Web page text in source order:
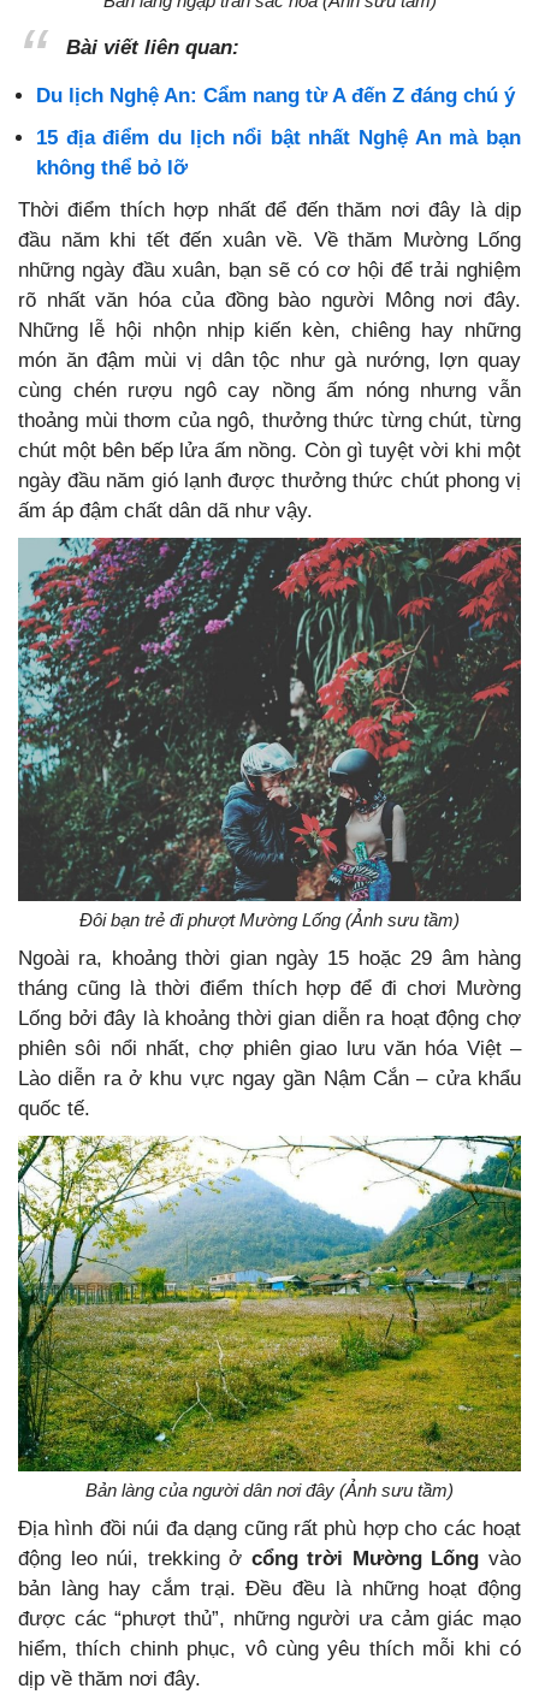
Bài viết liên quan:
Du lịch Nghệ An: Cẩm nang từ A đến Z đáng chú ý
15 địa điểm du lịch nổi bật nhất Nghệ An mà bạn
không thể bỏ lỡ
Thời điểm thích hợp nhất để đến thăm nơi đây là dịp
đầu năm khi tết đến xuân về. Về thăm Mường Lống
những ngày đầu xuân, bạn sẽ có cơ hội để trải nghiệm
rõ nhất văn hóa của đồng bào người Mông nơi đây.
Những lễ hội nhộn nhịp kiến kèn, chiêng hay những
món ăn đậm mùi vị dân tộc như gà nướng, lợn quay
cùng chén rượu ngô cay nồng ấm nóng nhưng vẫn
thoảng mùi thơm của ngô, thưởng thức từng chút, từng
chút một bên bếp lửa ấm nồng. Còn gì tuyệt vời khi một
ngày đầu năm gió lạnh được thưởng thức chút phong vị
ấm áp đậm chất dân dã như vậy.
Đôi bạn trẻ đi phượt Mường Lống (Ảnh sưu tầm)
Ngoài ra, khoảng thời gian ngày 15 hoặc 29 âm hàng
tháng cũng là thời điểm thích hợp để đi chơi Mường
Lống bởi đây là khoảng thời gian diễn ra hoạt động chợ
phiên sôi nổi nhất, chợ phiên giao lưu văn hóa Việt –
Lào diễn ra ở khu vực ngay gần Nậm Cắn – cửa khẩu
quốc tế.
Bản làng của người dân nơi đây (Ảnh sưu tầm)
Địa hình đồi núi đa dạng cũng rất phù hợp cho các hoạt
động leo núi, trekking ở cổng trời Mường Lống vào
bản làng hay cắm trại. Đều đều là những hoạt động
được các “phượt thủ”, những người ưa cảm giác mạo
hiểm, thích chinh phục, vô cùng yêu thích mỗi khi có
dịp về thăm nơi đây.